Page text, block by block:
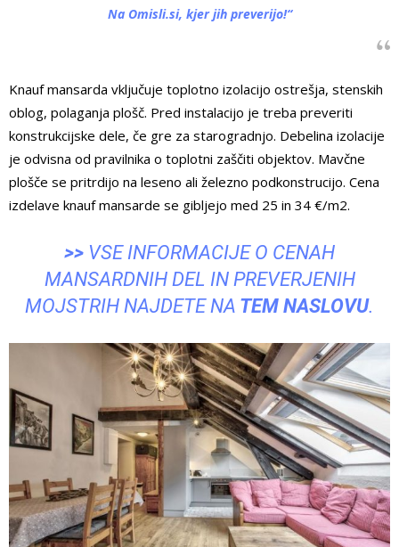
Na Omisli.si, kjer jih preverijo!“
Knauf mansarda vključuje toplotno izolacijo ostrešja, stenskih
oblog, polaganja plošč. Pred instalacijo je treba preveriti
konstrukcijske dele, če gre za starogradnjo. Debelina izolacije
je odvisna od pravilnika o toplotni zaščiti objektov. Mavčne
plošče se pritrdijo na leseno ali železno podkonstrucijo. Cena
izdelave knauf mansarde se gibljejo med 25 in 34 €/m2.
>> VSE INFORMACIJE O CENAH
MANSARDNIH DEL IN PREVERJENIH
MOJSTRIH NAJDETE NA TEM NASLOVU.